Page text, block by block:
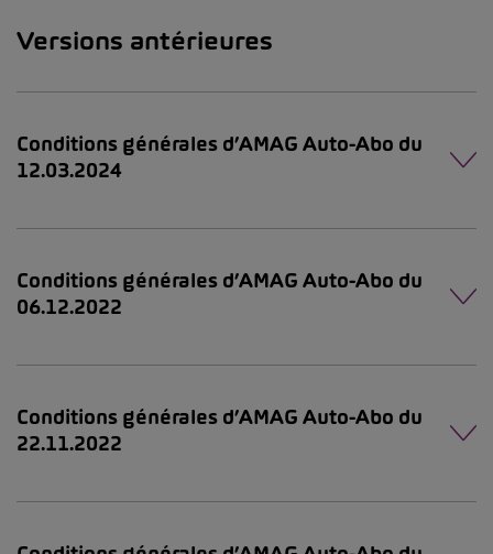
Versions antérieures
Conditions générales d’AMAG Auto-Abo du
12.03.2024
Conditions générales d’AMAG Auto-Abo du
06.12.2022
Conditions générales d’AMAG Auto-Abo du
22.11.2022